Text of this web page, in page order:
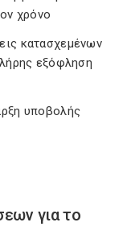
χρόνο
κατασχεμένων
εξόφληση
υποβολής
για το